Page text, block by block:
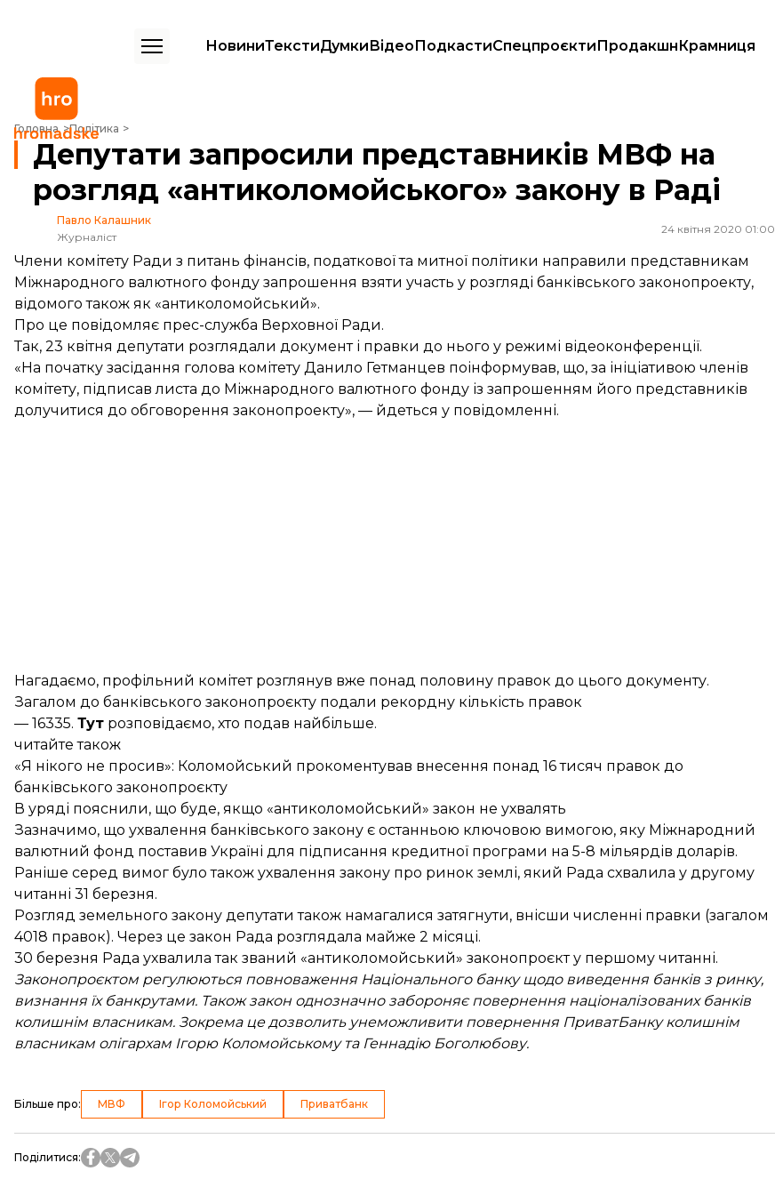
НовиниТекстиДумкиВідеоПодкастиСпецпроєктиПродакшнКрамниця
Головна Політика
Депутати запросили представників МВФ на розгляд «антиколомойського» закону в Раді
Депутати запросили представників МВФ на
розгляд «антиколомойського» закону в Раді
Павло Калашник
Журналіст
24 квітня 2020 01:00
Члени комітету Ради з питань фінансів, податкової та митної політики направили представникам
Міжнародного валютного фонду запрошення взяти участь у розгляді банківського законопроекту,
відомого також як «антиколомойський».
Про це повідомляє прес-служба Верховної Ради.
Так, 23 квітня депутати розглядали документ і правки до нього у режимі відеоконференції.
«На початку засідання голова комітету Данило Гетманцев поінформував, що, за ініціативою членів
комітету, підписав листа до Міжнародного валютного фонду із запрошенням його представників
долучитися до обговорення законопроекту», — йдеться у повідомленні.
Нагадаємо, профільний комітет розглянув вже понад половину правок до цього документу.
Загалом до банківського законопроєкту подали рекордну кількість правок
— 16335. Тут розповідаємо, хто подав найбільше.
читайте також
«Я нікого не просив»: Коломойський прокоментував внесення понад 16 тисяч правок до
банківського законопроєкту
В уряді пояснили, що буде, якщо «антиколомойський» закон не ухвалять
Зазначимо, що ухвалення банківського закону є останньою ключовою вимогою, яку Міжнародний
валютний фонд поставив Україні для підписання кредитної програми на 5-8 мільярдів доларів.
Раніше серед вимог було також ухвалення закону про ринок землі, який Рада схвалила у другому
читанні 31 березня.
Розгляд земельного закону депутати також намагалися затягнути, внісши численні правки (загалом
4018 правок). Через це закон Рада розглядала майже 2 місяці.
30 березня Рада ухвалила так званий «антиколомойський» законопроєкту першому читанні.
Законопроєктом регулюються повноваження Національного банку щодо виведення банків з ринку,
визнання їх банкрутами. Також закон однозначно забороняє повернення націоналізованих банків
колишнім власникам. Зокрема це дозволить унеможливити повернення ПриватБанку колишнім
власникам олігархам Ігорю Коломойському та Геннадію Боголюбову.
Більше про: МВФ Ігор Коломойський Приватбанк
Поділитися: